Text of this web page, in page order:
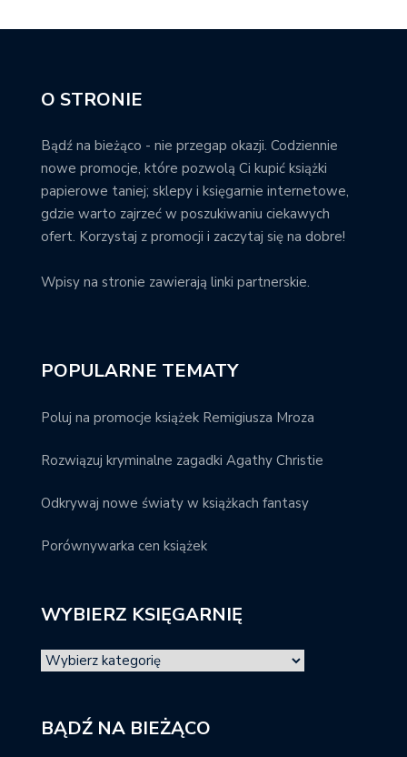
O STRONIE
Bądź na bieżąco - nie przegap okazji. Codziennie
nowe promocje, które pozwolą Ci kupić książki
papierowe taniej; sklepy i księgarnie internetowe,
gdzie warto zajrzeć w poszukiwaniu ciekawych
ofert. Korzystaj z promocji i zaczytaj się na dobre!
Wpisy na stronie zawierają linki partnerskie.
POPULARNE TEMATY
Poluj na promocje książek Remigiusza Mroza
Rozwiązuj kryminalne zagadki Agathy Christie
Odkrywaj nowe światy w książkach fantasy
Porównywarka cen książek
WYBIERZ KSIĘGARNIĘ
BĄDŹ NA BIEŻĄCO